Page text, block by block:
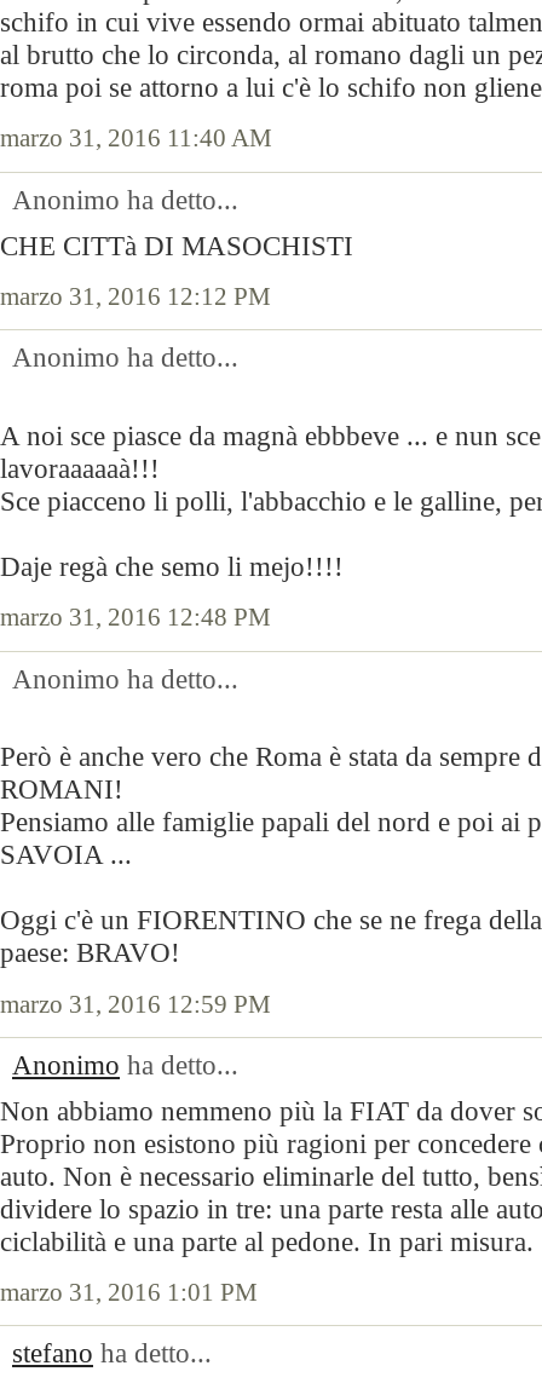
schifo in cui vive essendo ormai abituato
al brutto che lo circonda, al romano dagli un
roma poi se attorno a lui c'è lo schifo non
marzo 31, 2016 11:40 AM
Anonimo ha detto...
CHE CITTà DI MASOCHISTI
marzo 31, 2016 12:12 PM
Anonimo ha detto...
A noi sce piasce da magnà ebbbeve ... e nun
lavoraaaaaà!!!
Sce piacceno li polli, l'abbacchio e le galline,
Daje regà che semo li mejo!!!!
marzo 31, 2016 12:48 PM
Anonimo ha detto...
Però è anche vero che Roma è stata da sempre
ROMANI!
Pensiamo alle famiglie papali del nord e poi ai
SAVOIA ...
Oggi c'è un FIORENTINO che se ne frega
paese: BRAVO!
marzo 31, 2016 12:59 PM
Anonimo ha detto...
Non abbiamo nemmeno più la FIAT da dover
Proprio non esistono più ragioni per concedere
auto. Non è necessario eliminarle del tutto,
dividere lo spazio in tre: una parte resta alle
ciclabilità e una parte al pedone. In pari misura.
marzo 31, 2016 1:01 PM
stefano ha detto...